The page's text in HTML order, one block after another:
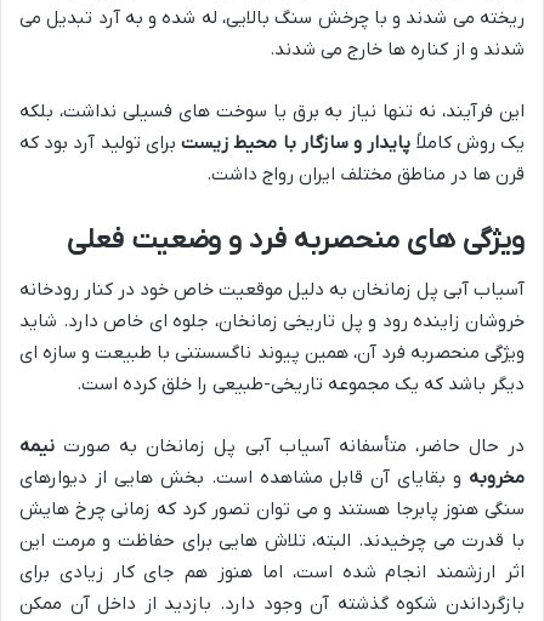
ریخته می شدند و با چرخش سنگ بالایی، له شده و به آرد تبدیل می
شدند و از کناره ها خارج می شدند.
این فرآیند، نه تنها نیاز به برق یا سوخت های فسیلی نداشت، بلکه
یک روش کاملاً پایدار و سازگار با محیط زیستبرای تولید آرد بود که
قرن ها در مناطق مختلف ایران رواج داشت.
ویژگی های منحصربه فرد و وضعیت فعلی
آسیاب آبی پل زمانخان به دلیل موقعیت خاص خود در کنار رودخانه
خروشان زاینده رود و پل تاریخی زمانخان، جلوه ای خاص دارد. شاید
ویژگی منحصربه فرد آن، همین پیوند ناگسستنی با طبیعت و سازه ای
دیگر باشد که یک مجموعه تاریخی-طبیعی را خلق کرده است.
در حال حاضر، متأسفانه آسیاب آبی پل زمانخان به صورت نیمه
مخروبه و بقایای آن قابل مشاهده است. بخش هایی از دیوارهای
سنگی هنوز پابرجا هستند و می توان تصور کرد که زمانی چرخ هایش
با قدرت می چرخیدند. البته، تلاش هایی برای حفاظت و مرمت این
اثر ارزشمند انجام شده است، اما هنوز هم جای کار زیادی برای
بازگرداندن شکوه گذشته آن وجود دارد. بازدید از داخل آن ممکن